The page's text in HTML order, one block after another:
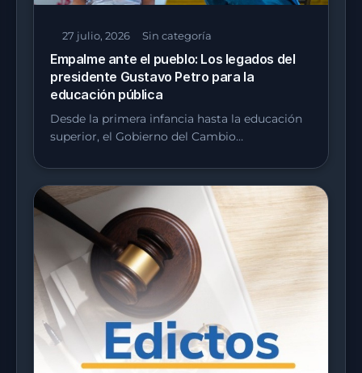
27 julio, 2026 Sin categoría
Empalme ante el pueblo: Los legados del
presidente Gustavo Petro para la
educación pública
Desde la primera infancia hasta la educación
superior, el Gobierno del Cambio…